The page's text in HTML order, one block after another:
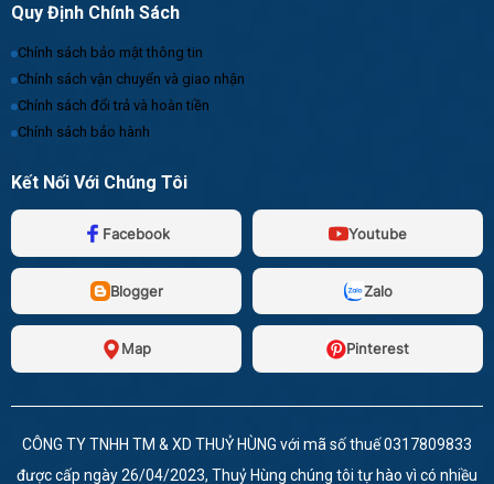
Quy Định Chính Sách
Chính sách bảo mật thông tin
Chính sách vận chuyển và giao nhận
Chính sách đổi trả và hoàn tiền
Chính sách bảo hành
Kết Nối Với Chúng Tôi
Facebook Youtube
Blogger Zalo
Map Pinterest
CÔNG TY TNHH TM & XD THUỶ HÙNG với mã số thuế 0317809833
được cấp ngày 26/04/2023, Thuỷ Hùng chúng tôi tự hào vì có nhiều